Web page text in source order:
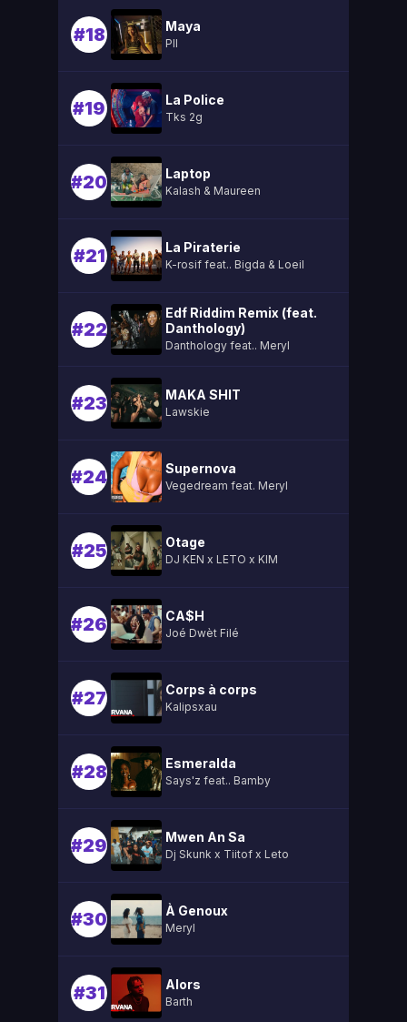
#18 Maya
Pll
#19 La Police
Tks 2g
#20 Laptop
Kalash & Maureen
#21 La Piraterie
K-rosif feat.. Bigda & Loeil
#22
Edf Riddim Remix (feat.
Danthology)
Danthology feat.. Meryl
#23 MAKA SHIT
Lawskie
#24 Supernova
Vegedream feat. Meryl
#25 Otage
DJ KEN x LETO x KIM
#26 CA$H
Joé Dwèt Filé
#27 Corps à corps
Kalipsxau
#28 Esmeralda
Says'z feat.. Bamby
#29 Mwen An Sa
Dj Skunk x Tiitof x Leto
#30 À Genoux
Meryl
#31 Alors
Barth